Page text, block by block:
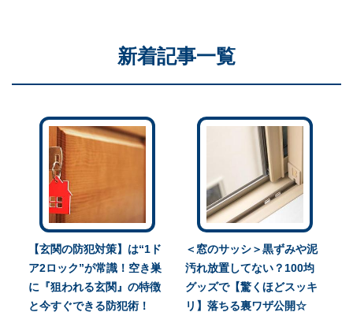
新着記事一覧
【玄関の防犯対策】は“1ド
ア2ロック”が常識！空き巣
に『狙われる玄関』の特徴
と今すぐできる防犯術！
＜窓のサッシ＞黒ずみや泥
汚れ放置してない？100均
グッズで【驚くほどスッキ
リ】落ちる裏ワザ公開☆